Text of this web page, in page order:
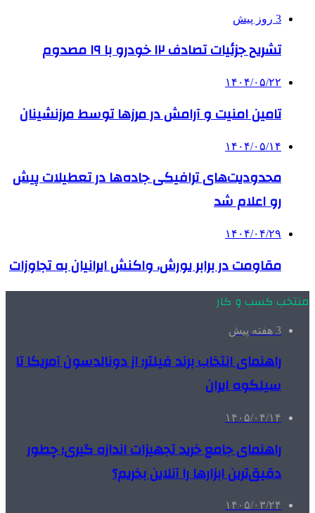
3 روز پیش
تشریح جزئیات تصادف ۱۲ خودرو با ۱۹ مصدوم
۱۴۰۴/۰۵/۲۲
تامین امنیت و آرامش در مرزها توسط مرزنشینان
۱۴۰۴/۰۵/۱۴
محدودیت‌های ترافیکی جاده‌ها در تعطیلات پیش
رو اعلام شد
۱۴۰۴/۰۴/۲۹
مقاومت در برابر یورش، واکنش ایرانیان به تجاوزات
منتخب کسب و کار
3 هفته پیش
راهنمای انتخاب برند فیلتر؛ از دونالدسون آمریکا تا
سیلکوه ایران
۱۴۰۵/۰۴/۱۴
راهنمای جامع خرید تجهیزات اندازه گیری؛ چطور
دقیق‌ترین ابزارها را آنلاین بخریم؟
۱۴۰۵/۰۳/۲۴